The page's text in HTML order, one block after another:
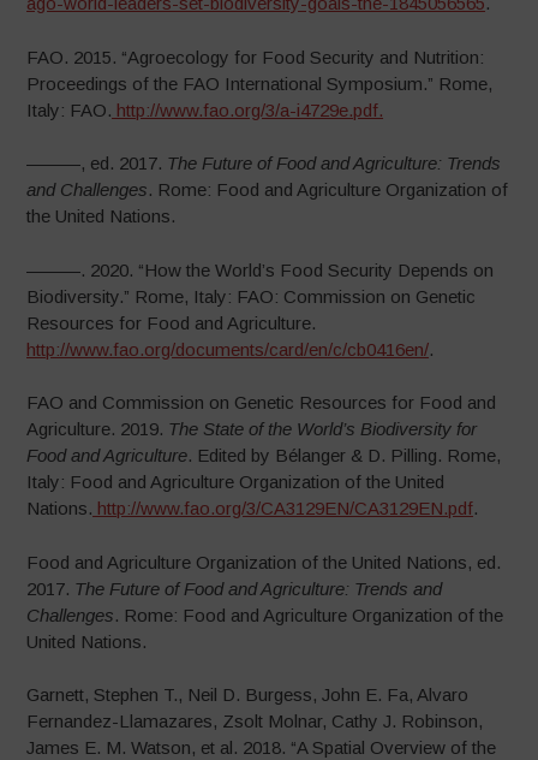
FAO. 2015. “Agroecology for Food Security and Nutrition:
Proceedings of the FAO International Symposium.” Rome,
Italy: FAO. http://www.fao.org/3/a-i4729e.pdf.
———, ed. 2017. The Future of Food and Agriculture: Trends
and Challenges. Rome: Food and Agriculture Organization of
the United Nations.
———. 2020. “How the World’s Food Security Depends on
Biodiversity.” Rome, Italy: FAO: Commission on Genetic
Resources for Food and Agriculture.
http://www.fao.org/documents/card/en/c/cb0416en/.
FAO and Commission on Genetic Resources for Food and
Agriculture. 2019. The State of the World’s Biodiversity for
Food and Agriculture. Edited by Bélanger & D. Pilling. Rome,
Italy: Food and Agriculture Organization of the United
Nations. http://www.fao.org/3/CA3129EN/CA3129EN.pdf.
Food and Agriculture Organization of the United Nations, ed.
2017. The Future of Food and Agriculture: Trends and
Challenges. Rome: Food and Agriculture Organization of the
United Nations.
Garnett, Stephen T., Neil D. Burgess, John E. Fa, Alvaro
Fernandez-Llamazares, Zsolt Molnar, Cathy J. Robinson,
James E. M. Watson, et al. 2018. “A Spatial Overview of the